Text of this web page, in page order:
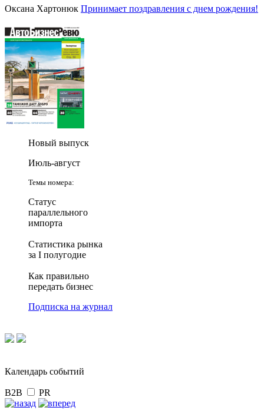
Оксана Хартонюк Принимает поздравления с днем рождения!
Новый выпуск
Июль-август
Темы номера:
Статус
параллельного
импорта
Статистика рынка
за I полугодие
Как правильно
передать бизнес
Подписка на журнал
Календарь событий
B2B PR